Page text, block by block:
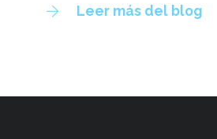
Leer más del blog